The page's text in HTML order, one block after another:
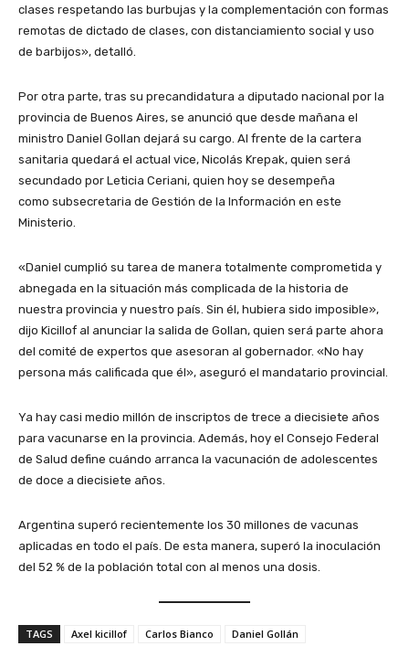
clases respetando las burbujas y la complementación con formas
remotas de dictado de clases, con distanciamiento social y uso
de barbijos», detalló.
Por otra parte, tras su precandidatura a diputado nacional por la
provincia de Buenos Aires, se anunció que desde mañana el
ministro Daniel Gollan dejará su cargo. Al frente de la cartera
sanitaria quedará el actual vice, Nicolás Krepak, quien será
secundado por Leticia Ceriani, quien hoy se desempeña
como subsecretaria de Gestión de la Información en este
Ministerio.
«Daniel cumplió su tarea de manera totalmente comprometida y
abnegada en la situación más complicada de la historia de
nuestra provincia y nuestro país. Sin él, hubiera sido imposible»,
dijo Kicillof al anunciar la salida de Gollan, quien será parte ahora
del comité de expertos que asesoran al gobernador. «No hay
persona más calificada que él», aseguró el mandatario provincial.
Ya hay casi medio millón de inscriptos de trece a diecisiete años
para vacunarse en la provincia. Además, hoy el Consejo Federal
de Salud define cuándo arranca la vacunación de adolescentes
de doce a diecisiete años.
Argentina superó recientemente los 30 millones de vacunas
aplicadas en todo el país. De esta manera, superó la inoculación
del 52 % de la población total con al menos una dosis.
TAGS Axel kicillof Carlos Bianco Daniel Gollán